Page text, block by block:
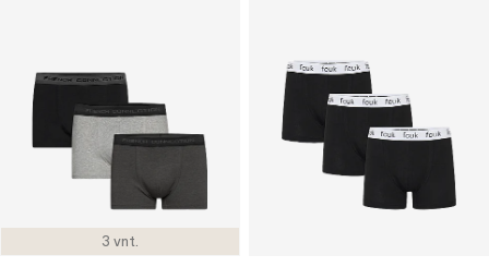
3 vnt.